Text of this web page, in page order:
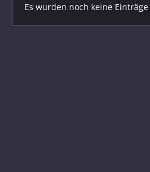
Es wurden noch keine